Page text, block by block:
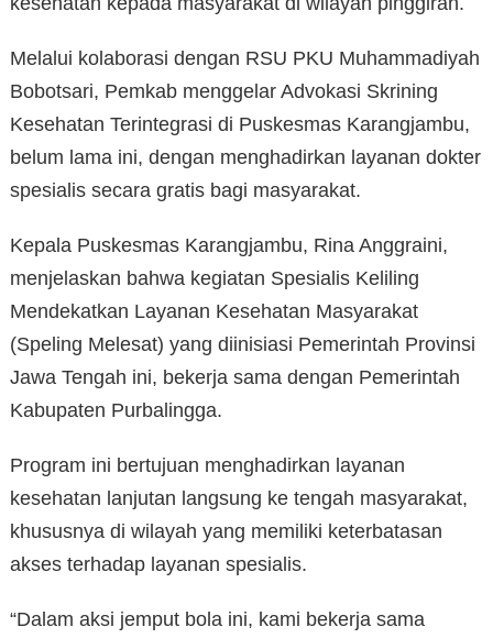
Melalui kolaborasi dengan RSU PKU Muhammadiyah
Bobotsari, Pemkab menggelar Advokasi Skrining
Kesehatan Terintegrasi di Puskesmas Karangjambu,
belum lama ini, dengan menghadirkan layanan dokter
spesialis secara gratis bagi masyarakat.
Kepala Puskesmas Karangjambu, Rina Anggraini,
menjelaskan bahwa kegiatan Spesialis Keliling
Mendekatkan Layanan Kesehatan Masyarakat
(Speling Melesat) yang diinisiasi Pemerintah Provinsi
Jawa Tengah ini, bekerja sama dengan Pemerintah
Kabupaten Purbalingga.
Program ini bertujuan menghadirkan layanan
kesehatan lanjutan langsung ke tengah masyarakat,
khususnya di wilayah yang memiliki keterbatasan
akses terhadap layanan spesialis.
“Dalam aksi jemput bola ini, kami bekerja sama